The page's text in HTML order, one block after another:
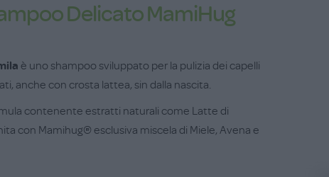
Delicato MamiHug
è uno shampoo sviluppato per la pulizia dei capelli
anche con crosta lattea, sin dalla nascita.
contenente estratti naturali come Latte di
con Mamihug® esclusiva miscela di Miele, Avena e
alto potere idratante e lenitivo. Non irrita gli occhi e